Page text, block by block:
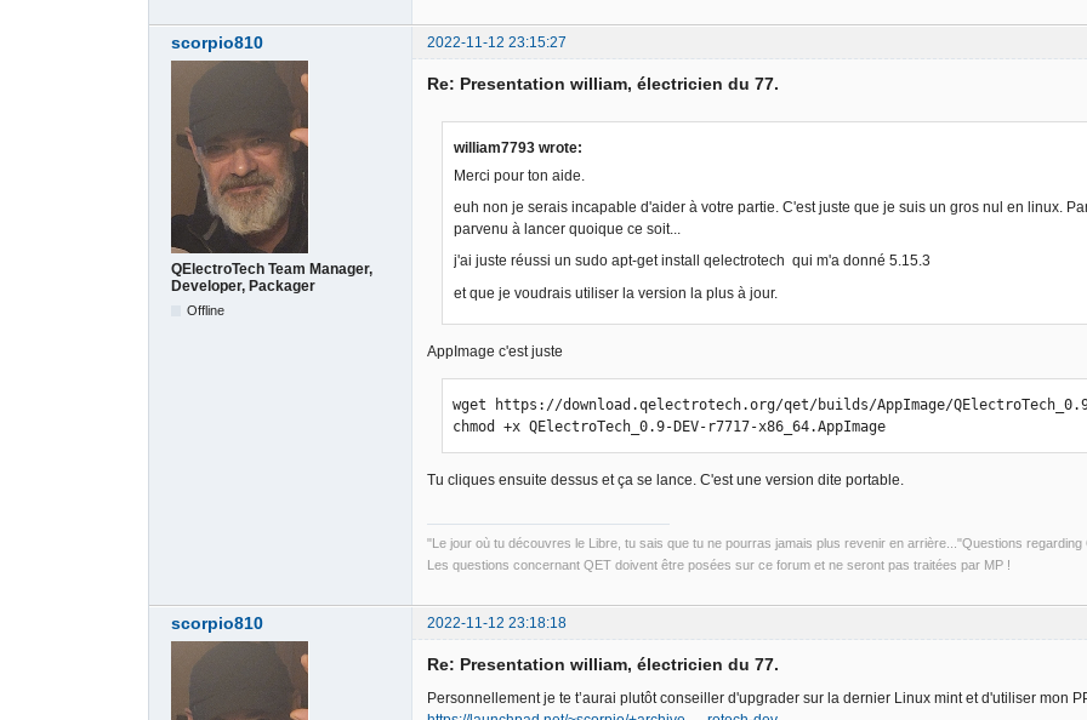
scorpio810 2022-11-12 23:15:27
QElectroTech Team Manager,
Developer, Packager
Offline
Re: Presentation william, électricien du 77.
william7793 wrote:
Merci pour ton aide.
euh non je serais incapable d'aider à votre partie. C'est juste que je suis un gros nul en linux.
parvenu à lancer quoique ce soit...
j'ai juste réussi un sudo apt-get install qelectrotech qui m'a donné 5.15.3
et que je voudrais utiliser la version la plus à jour.
AppImage c'est juste
wget https://download.qelectrotech.org/qet/builds/AppImage/QElectroTech_0.9-
chmod +x QElectroTech_0.9-DEV-r7717-x86_64.AppImage
Tu cliques ensuite dessus et ça se lance. C'est une version dite portable.
"Le jour où tu découvres le Libre, tu sais que tu ne pourras jamais plus revenir en arrière..."Questions
Les questions concernant QET doivent être posées sur ce forum et ne seront pas traitées par MP !
scorpio810 2022-11-12 23:18:18
Re: Presentation william, électricien du 77.
Personnellement je te t’aurai plutôt conseiller d'upgrader sur la dernier Linux mint et d'utiliser mon